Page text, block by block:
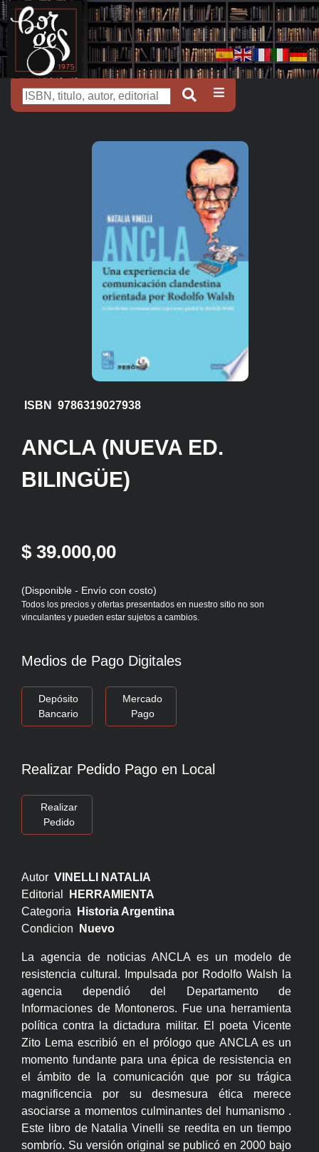
ISBN 9786319027938
ANCLA (NUEVA ED.
BILINGÜE)
$ 39.000,00
(Disponible - Envío con costo)
Todos los precios y ofertas presentados en nuestro sitio no son
vinculantes y pueden estar sujetos a cambios.
Medios de Pago Digitales
Depósito
Bancario
Mercado
Pago
Realizar Pedido Pago en Local
Realizar
Pedido
Autor VINELLI NATALIA
Editorial
HERRAMIENTA
Categoria
Historia Argentina
Condicion
Nuevo
La agencia de noticias ANCLA es un modelo de
resistencia cultural. Impulsada por Rodolfo Walsh la
agencia dependió del Departamento de
Informaciones de Montoneros. Fue una herramienta
política contra la dictadura militar. El poeta Vicente
Zito Lema escribió en el prólogo que ANCLA es un
momento fundante para una épica de resistencia en
el ámbito de la comunicación que por su trágica
magnificencia por su desmesura ética merece
asociarse a momentos culminantes del humanismo .
Este libro de Natalia Vinelli se reedita en un tiempo
sombrío. Su versión original se publicó en 2000 bajo